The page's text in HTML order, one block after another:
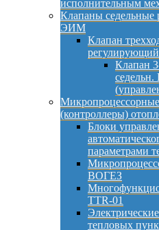
исполнительным
Клапаны седельные
ЭИМ
Клапан
Клапан
(контроллеры)
Блоки
параметрами
ВОГЕЗ
TTR-01
тепловых